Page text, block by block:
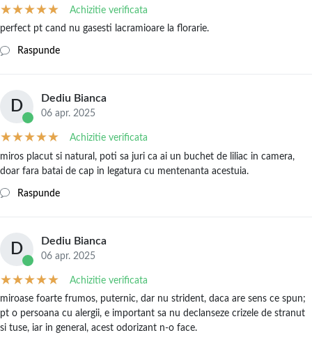
Achizitie verificata
perfect pt cand nu gasesti lacramioare la florarie.
Raspunde
D Dediu Bianca
06 apr. 2025
Achizitie verificata
miros placut si natural, poti sa juri ca ai un buchet de liliac in camera,
doar fara batai de cap in legatura cu mentenanta acestuia.
Raspunde
D Dediu Bianca
06 apr. 2025
Achizitie verificata
miroase foarte frumos, puternic, dar nu strident, daca are sens ce spun;
pt o persoana cu alergii, e important sa nu declanseze crizele de stranut
si tuse, iar in general, acest odorizant n-o face.